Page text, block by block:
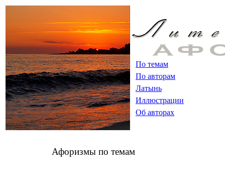
По темам
По авторам
Латынь
Иллюстрации
Об авторах
Афоризмы по темам